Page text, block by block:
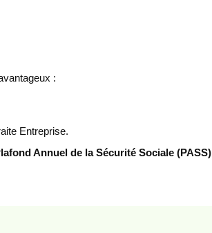
:
Entreprise.
Annuel de la Sécurité Sociale (PASS)